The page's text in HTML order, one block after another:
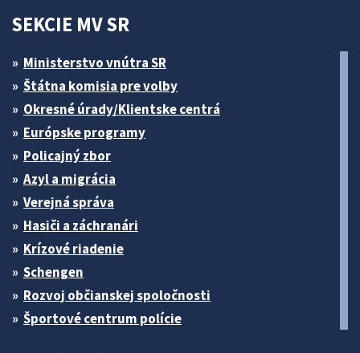
SEKCIE MV SR
Ministerstvo vnútra SR
Štátna komisia pre volby
Okresné úrady/Klientske centrá
Európske programy
Policajný zbor
Azyl a migrácia
Verejná správa
Hasiči a záchranári
Krízové riadenie
Schengen
Rozvoj občianskej spoločnosti
Športové centrum polície